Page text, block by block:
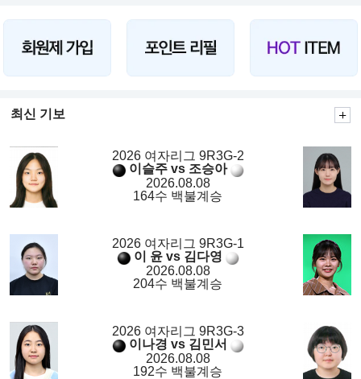
최신 기보
2026 여자리그 9R3G-2
이슬주 vs 조승아
2026.08.08
164수 백불계승
2026 여자리그 9R3G-1
이 윤 vs 김다영
2026.08.08
204수 백불계승
2026 여자리그 9R3G-3
이나경 vs 김민서
2026.08.08
192수 백불계승